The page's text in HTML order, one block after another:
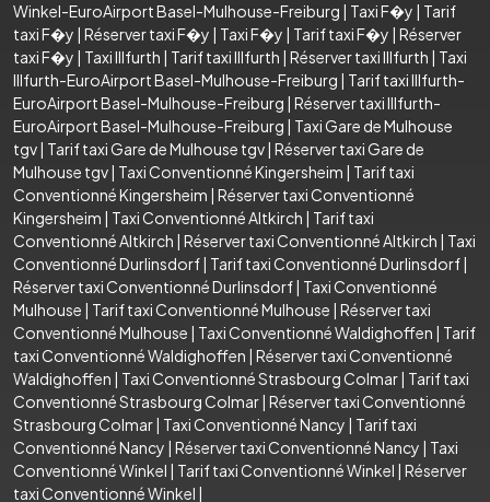
Winkel-EuroAirport Basel-Mulhouse-Freiburg | Taxi F�y | Tarif
taxi F�y | Réserver taxi F�y | Taxi F�y | Tarif taxi F�y | Réserver
taxi F�y | Taxi Illfurth | Tarif taxi Illfurth | Réserver taxi Illfurth | Taxi
Illfurth-EuroAirport Basel-Mulhouse-Freiburg | Tarif taxi Illfurth-
EuroAirport Basel-Mulhouse-Freiburg | Réserver taxi Illfurth-
EuroAirport Basel-Mulhouse-Freiburg | Taxi Gare de Mulhouse
tgv| Tarif taxi Gare de Mulhouse tgv| Réserver taxi Gare de
Mulhouse tgv| Taxi Conventionné Kingersheim | Tarif taxi
Conventionné Kingersheim | Réserver taxi Conventionné
Kingersheim | Taxi Conventionné Altkirch | Tarif taxi
Conventionné Altkirch | Réserver taxi Conventionné Altkirch | Taxi
Conventionné Durlinsdorf| Tarif taxi Conventionné Durlinsdorf|
Réserver taxi Conventionné Durlinsdorf| Taxi Conventionné
Mulhouse | Tarif taxi Conventionné Mulhouse | Réserver taxi
Conventionné Mulhouse | Taxi Conventionné Waldighoffen | Tarif
taxi Conventionné Waldighoffen | Réserver taxi Conventionné
Waldighoffen | Taxi Conventionné Strasbourg Colmar| Tarif taxi
Conventionné Strasbourg Colmar| Réserver taxi Conventionné
Strasbourg Colmar| Taxi Conventionné Nancy | Tarif taxi
Conventionné Nancy | Réserver taxi Conventionné Nancy | Taxi
Conventionné Winkel | Tarif taxi Conventionné Winkel | Réserver
taxi Conventionné Winkel |